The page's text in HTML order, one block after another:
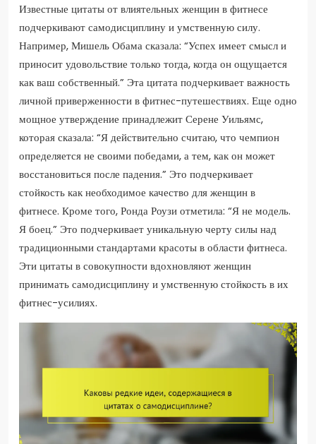
Известные цитаты от влиятельных женщин в фитнесе
подчеркивают самодисциплину и умственную силу.
Например, Мишель Обама сказала: “Успех имеет смысл и
приносит удовольствие только тогда, когда он ощущается
как ваш собственный.” Эта цитата подчеркивает важность
личной приверженности в фитнес-путешествиях. Еще одно
мощное утверждение принадлежит Серене Уильямс,
которая сказала: “Я действительно считаю, что чемпион
определяется не своими победами, а тем, как он может
восстановиться после падения.” Это подчеркивает
стойкость как необходимое качество для женщин в
фитнесе. Кроме того, Ронда Роузи отметила: “Я не модель.
Я боец.” Это подчеркивает уникальную черту силы над
традиционными стандартами красоты в области фитнеса.
Эти цитаты в совокупности вдохновляют женщин
принимать самодисциплину и умственную стойкость в их
фитнес-усилиях.